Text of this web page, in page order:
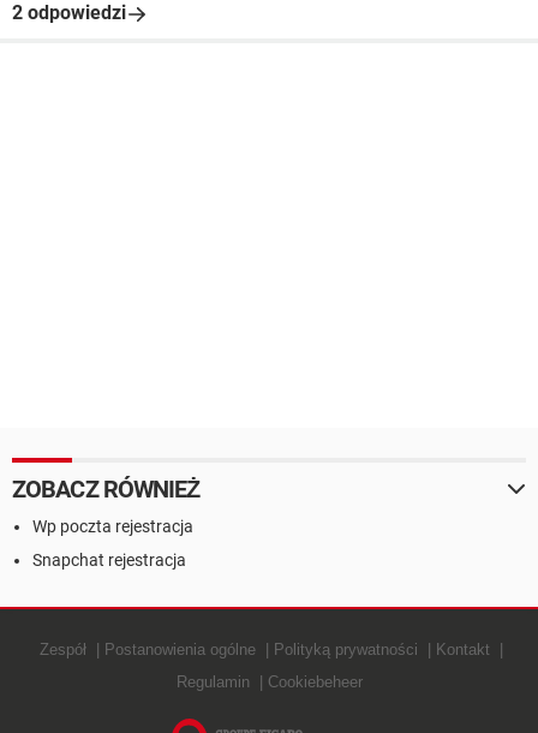
2 odpowiedzi
ZOBACZ RÓWNIEŻ
Wp poczta rejestracja
Snapchat rejestracja
Zespół Postanowienia ogólne Polityką prywatności
Kontakt
Regulamin
Cookiebeheer